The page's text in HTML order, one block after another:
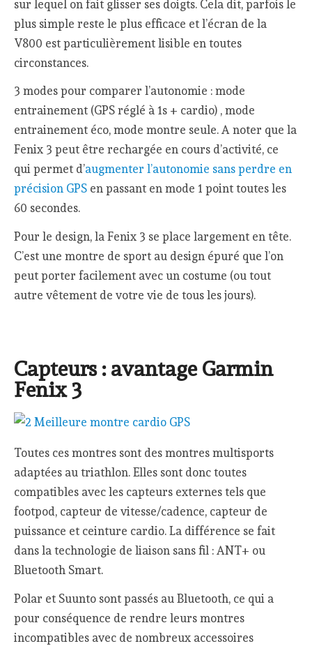
sur lequel on fait glisser ses doigts. Cela dit, parfois le
plus simple reste le plus efficace et l’écran de la
V800 est particulièrement lisible en toutes
circonstances.
3 modes pour comparer l’autonomie : mode
entrainement (GPS réglé à 1s + cardio) , mode
entrainement éco, mode montre seule. A noter que la
Fenix 3 peut être rechargée en cours d’activité, ce
qui permet d’augmenter l’autonomie sans perdre en
précision GPS en passant en mode 1 point toutes les
60 secondes.
Pour le design, la Fenix 3 se place largement en tête.
C’est une montre de sport au design épuré que l’on
peut porter facilement avec un costume (ou tout
autre vêtement de votre vie de tous les jours).
Capteurs : avantage Garmin
Fenix 3
Toutes ces montres sont des montres multisports
adaptées au triathlon. Elles sont donc toutes
compatibles avec les capteurs externes tels que
footpod, capteur de vitesse/cadence, capteur de
puissance et ceinture cardio. La différence se fait
dans la technologie de liaison sans fil : ANT+ ou
Bluetooth Smart.
Polar et Suunto sont passés au Bluetooth, ce qui a
pour conséquence de rendre leurs montres
incompatibles avec de nombreux accessoires